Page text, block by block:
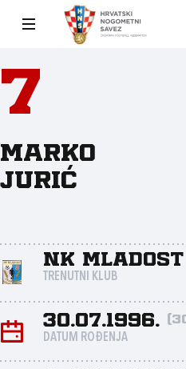
7
Marko
Jurić
NK
TRENUTNI KLUB
30.07.1996.
DATUM ROĐENJA